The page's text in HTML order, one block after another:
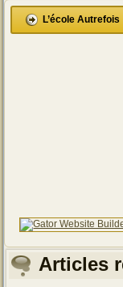
L’école Autrefois
Articles